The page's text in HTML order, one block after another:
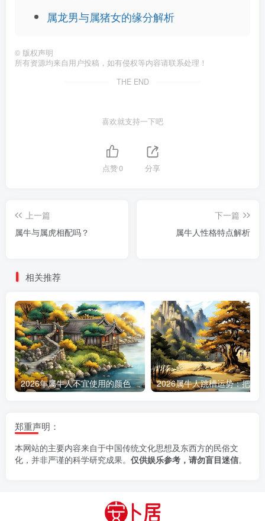
属龙男与属猪女的缘分解析
© 版权声明
所有资源均来自用户投稿，如有侵权等内容请联系处理！
THE END
喜欢就支持一下吧
点赞0 分享
上一篇
属牛与属虎相配吗？
下一篇
属牛人性格特点解析
相关推荐
2026年属牛人不宜使用的颜色
郑重声明：
本网站的主要内容来自于中国传统文化思想及东西方的民俗文
化，并非严谨的科学研究成果。 仅供娱乐参考，请勿盲目迷信。